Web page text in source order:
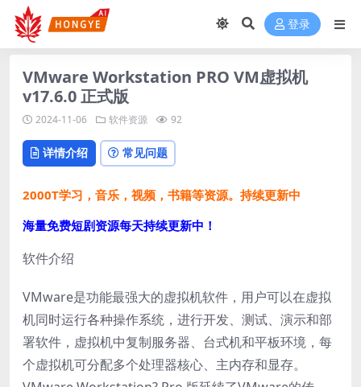
登录
VMware Workstation PRO VM虚拟机
v17.6.0 正式版
2024-11-06 软件资源 92
详情介绍 常见问题
2000T学习，音乐，视频，书籍等资源。持续更新中
海量免费短剧资源每天持续更新中！
软件介绍
VMware是功能最强大的虚拟机软件，用户可以在虚拟
机同时运行各种操作系统，进行开发、测试、演示和部
署软件，虚拟机中复制服务器、台式机和平板环境，每
个虚拟机可分配多个处理器核心、主内存和显存。